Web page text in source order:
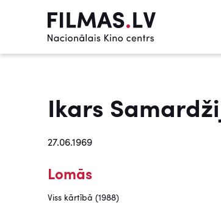
Ikars
27.06.1969
Lomās
Viss kārtībā (1988)